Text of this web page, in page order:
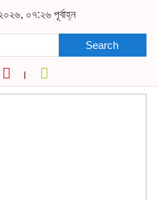
০৭:২৬ পূর্বাহ্ন
Search